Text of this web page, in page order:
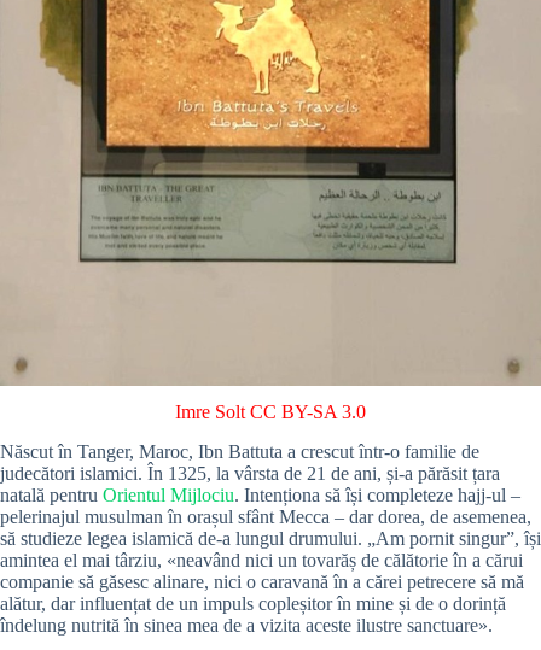
Imre Solt CC BY-SA 3.0
Născut în Tanger, Maroc, Ibn Battuta a crescut într-o familie de
judecători islamici. În 1325, la vârsta de 21 de ani, și-a părăsit țara
natală pentru Orientul Mijlociu. Intenționa să își completeze hajj-ul –
pelerinajul musulman în orașul sfânt Mecca – dar dorea, de asemenea,
să studieze legea islamică de-a lungul drumului. „Am pornit singur”, își
amintea el mai târziu, «neavând nici un tovarăș de călătorie în a cărui
companie să găsesc alinare, nici o caravană în a cărei petrecere să mă
alătur, dar influențat de un impuls copleșitor în mine și de o dorință
îndelung nutrită în sinea mea de a vizita aceste ilustre sanctuare».